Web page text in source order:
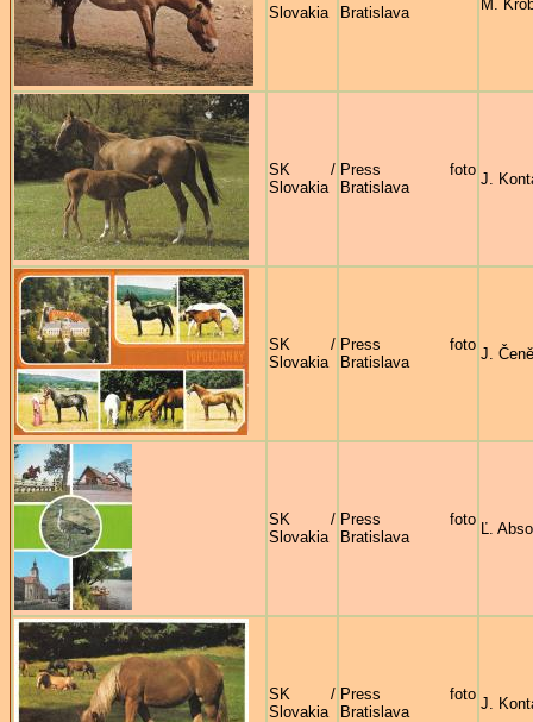
Slovakia
Bratislava
M.
SK /
Slovakia
Press foto
Bratislava
J.
SK /
Slovakia
Press foto
Bratislava
J.
SK /
Slovakia
Press foto
Bratislava
Ľ.
SK /
Slovakia
Press foto
Bratislava
J.